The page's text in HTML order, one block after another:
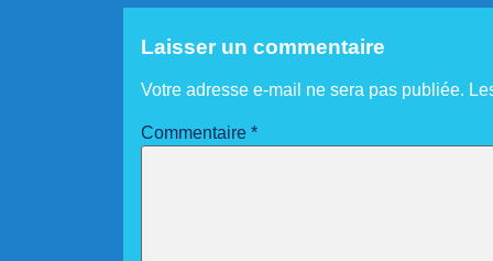
Laisser un commentaire
Votre adresse e-mail ne sera pas publiée.
Commentaire *